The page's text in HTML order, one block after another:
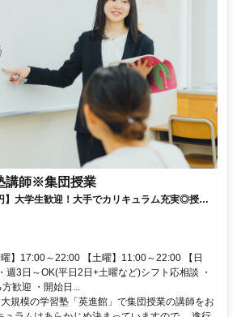
講師※集団授業
】大学生歓迎！大手でカリキュラム充実◎授業
ャー、将来にも役立ちます！
】17:00～22:00 【土曜】11:00～22:00 【日
週3日～OK(平日2日+土曜など)シフト応相談 ・
歓迎 ・開始日...
規模の学習塾「英進館」で集団授業の講師をお